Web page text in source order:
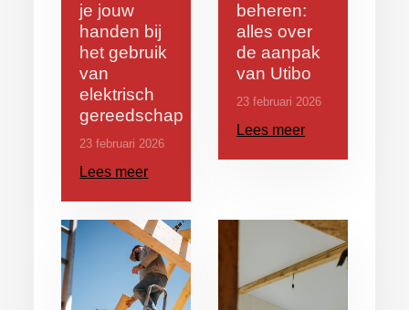
je jouw
handen bij
het gebruik
van
elektrisch
gereedschap
23 februari 2026
Lees meer
beheren:
alles over
de aanpak
van Utibo
23 februari 2026
Lees meer